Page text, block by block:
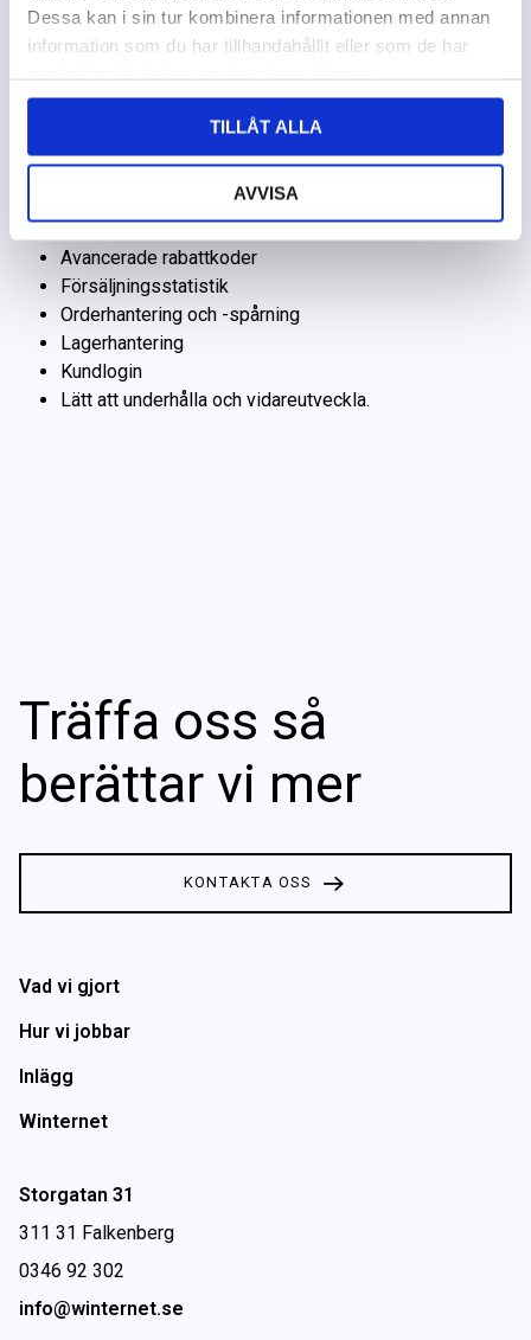
Dessa kan i sin tur kombinera informationen med annan
information som du har tillhandahållit eller som de har
TILLÅT ALLA
AVVISA
Lägg till fysiska, virtuella och nedladdningsbara
Obegränsat antal produkter
Skapa rea-priser
Hantera olika moms- och fraktklasser
Korsförsäljning
Avancerade rabattkoder
Försäljningsstatistik
Orderhantering och -spårning
Lagerhantering
Kundlogin
Lätt att underhålla och vidareutveckla.
Träffa oss så
berättar vi mer
KONTAKTA OSS
Vad vi gjort
Hur vi jobbar
Inlägg
Winternet
Storgatan 31
311 31 Falkenberg
0346 92 302
info@winternet.se